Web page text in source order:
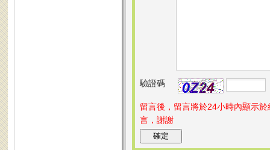
驗證碼
留言後，留言將於24小時內顯示
言，謝謝